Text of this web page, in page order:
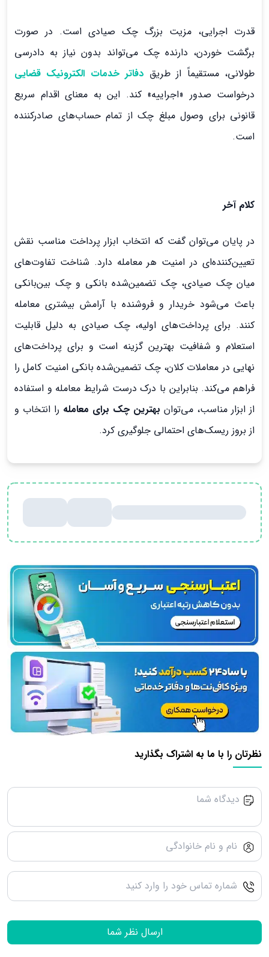
قدرت اجرایی، مزیت بزرگ چک صیادی است. در صورت
برگشت خوردن، دارنده چک می‌تواند بدون نیاز به دادرسی
طولانی، مستقیماً از طریق دفاتر خدمات الکترونیک قضایی
درخواست صدور «اجراییه» کند. این به معنای اقدام سریع
قانونی برای وصول مبلغ چک از تمام حساب‌های صادرکننده
است.
کلام آخر
در پایان می‌توان گفت که انتخاب ابزار پرداخت مناسب نقش
تعیین‌کننده‌ای در امنیت هر معامله دارد. شناخت تفاوت‌های
میان چک صیادی، چک تضمین‌شده بانکی و چک بین‌بانکی
باعث می‌شود خریدار و فروشنده با آرامش بیشتری معامله
کنند. برای پرداخت‌های اولیه، چک صیادی به دلیل قابلیت
استعلام و شفافیت بهترین گزینه است و برای پرداخت‌های
نهایی در معاملات کلان، چک تضمین‌شده بانکی امنیت کامل را
فراهم می‌کند. بنابراین با درک درست شرایط معامله و استفاده
از ابزار مناسب، می‌توان بهترین چک برای معامله را انتخاب و
از بروز ریسک‌های احتمالی جلوگیری کرد.
نظرتان را با ما به اشتراک بگذارید
ارسال نظر شما